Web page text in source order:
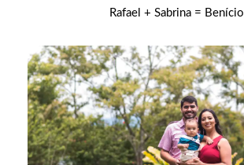
Rafael + Sabrina = Benício